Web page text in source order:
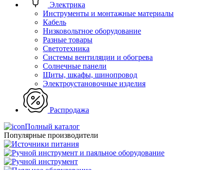
Электрика
Инструменты и монтажные материалы
Кабель
Низковольтное оборудование
Разные товары
Светотехника
Системы вентиляции и обогрева
Солнечные панели
Щиты, шкафы, шинопровод
Электроустановочные изделия
Распродажа
Полный каталог
Популярные производители